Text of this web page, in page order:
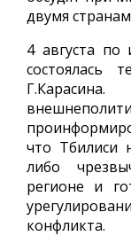
двумя
4 августа по
состоялась
что Тбилиси
либо
регионе и
конфликта.